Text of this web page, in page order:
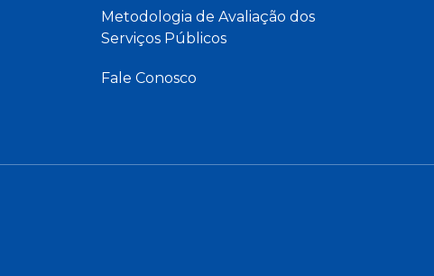
Metodologia de Avaliação dos
Serviços Públicos
Fale Conosco